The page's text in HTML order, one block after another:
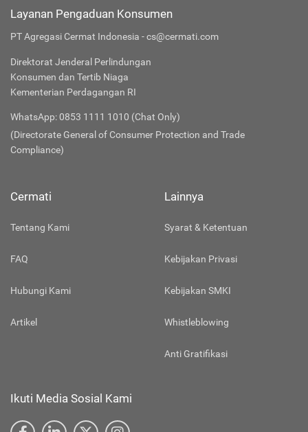
Layanan Pengaduan Konsumen
PT Agregasi Cermat Indonesia - cs@cermati.com
Direktorat Jenderal Perlindungan
Konsumen dan Tertib Niaga
Kementerian Perdagangan RI
WhatsApp: 0853 1111 1010 (Chat Only)
(Directorate General of Consumer Protection and Trade
Compliance)
Cermati
Tentang Kami
FAQ
Hubungi Kami
Artikel
Lainnya
Syarat & Ketentuan
Kebijakan Privasi
Kebijakan SMKI
Whistleblowing
Anti Gratifikasi
Ikuti Media Sosial Kami